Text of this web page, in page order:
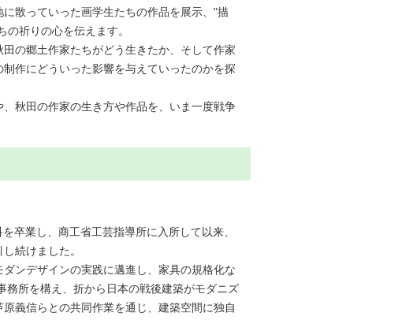
散っていった画学生たちの作品を展示、"描
祈りの心を伝えます。
の郷土作家たちがどう生きたか、そして作家
作にどういった影響を与えていったのかを探
秋田の作家の生き方や作品を、いま一度戦争
卒業し、商工省工芸指導所に入所して以来、
続けました。
ンデザインの実践に邁進し、家具の規格化な
務所を構え、折から日本の戦後建築がモダニズ
義信らとの共同作業を通じ、建築空間に独自